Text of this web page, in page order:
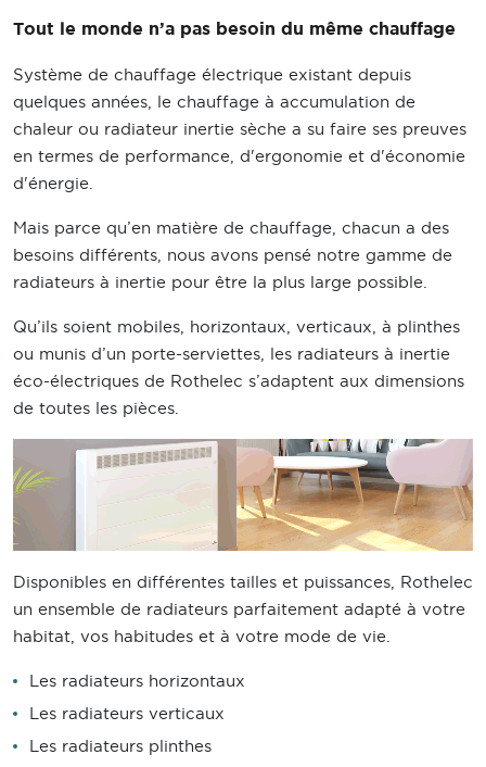
Tout le monde n’a pas besoin du même chauffage
Système de chauffage électrique existant depuis
quelques années, le chauffage à accumulation de
chaleur ou radiateur inertie sèche a su faire ses preuves
en termes de performance, d'ergonomie et d'économie
d'énergie.
Mais parce qu’en matière de chauffage, chacun a des
besoins différents, nous avons pensé notre gamme de
radiateurs à inertie pour être la plus large possible.
Qu’ils soient mobiles, horizontaux, verticaux, à plinthes
ou munis d’un porte-serviettes, les radiateurs à inertie
éco-électriques de Rothelec s’adaptent aux dimensions
de toutes les pièces.
Disponibles en différentes tailles et puissances, Rothelec
un ensemble de radiateurs parfaitement adapté à votre
habitat, vos habitudes et à votre mode de vie.
Les radiateurs horizontaux
Les radiateurs verticaux
Les radiateurs plinthes